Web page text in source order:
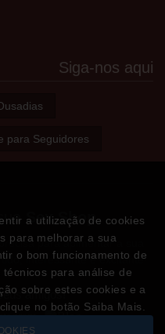
Siga-nos aqui
para Seguidores
Sex Shop
para apimentar a sua
interessante e excitante!
amigos!
a utilização de cookies
para melhorar a sua
o bom funcionamento de
para análise de
sobre estes cookies e a
no botão Saiba Mais.